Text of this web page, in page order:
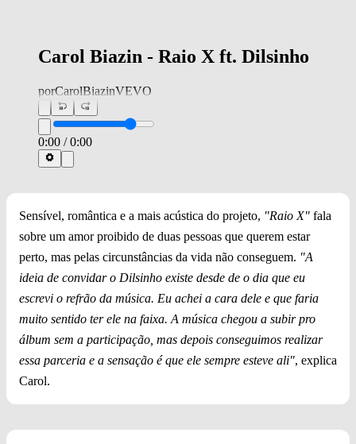
Carol Biazin - Raio X ft. Dilsinho
porCarolBiazinVEVO
0:00 /0:00
Sensível, romântica e a mais acústica do projeto, "Raio X" fala
sobre um amor proibido de duas pessoas que querem estar
perto, mas pelas circunstâncias da vida não conseguem. "A
ideia de convidar o Dilsinho existe desde de o dia que eu
escrevi o refrão da música. Eu achei a cara dele e que faria
muito sentido ter ele na faixa. A música chegou a subir pro
álbum sem a participação, mas depois conseguimos realizar
essa parceria e a sensação é que ele sempre esteve ali", explica
Carol.